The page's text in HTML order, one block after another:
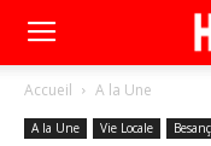
Accueil A la Une
A la Une Vie Locale